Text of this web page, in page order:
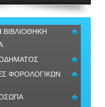
ΦΟΡΟΛΟΓΙΚΩΝ